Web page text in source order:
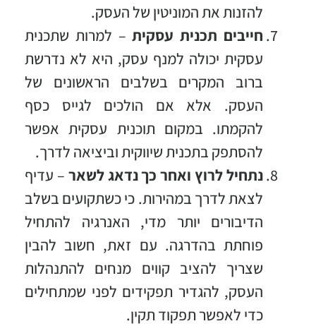
להזנות את המוניטין של העסק.
חייבים תכנית עסקית– למרות שתכנית
עסקית יכולה למנף עסק, היא לא נדרשת
ברוב המקרים בשלבים הראשונים של
העסק. אלא אם הולכים לגייס כסף
להקמתו. במקום תוכנית עסקית אפשר
להסתפק בתכנית שיווקית וביציאה לדרך.
נתחיל לרוץ ואחר כך נדאג לשאר – עדיף
לצאת לדרך במהירות. כי כשתקועים בשלב
הדיבורים יותר מדי, האנרגיה להתחיל
פוחתת בהדרגה. עם זאת, חשוב להבין
שצריך להציב קווים מנחים להתנהלות
העסק, להגדיר תפקידים לפני שמתחילים
כדי לאפשר תפקוד תקין.